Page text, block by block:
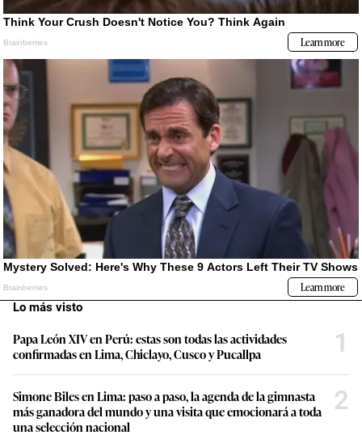
Lo más visto
Papa León XIV en Perú: estas son todas las actividades
confirmadas en Lima, Chiclayo, Cusco y Pucallpa
1
Simone Biles en Lima: paso a paso, la agenda de la gimnasta
más ganadora del mundo y una visita que emocionará a toda
una selección nacional
2